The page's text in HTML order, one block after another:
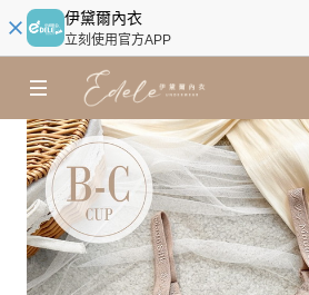
伊黛爾內衣
立刻使用官方APP